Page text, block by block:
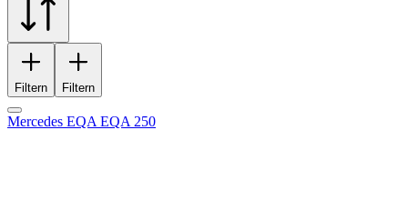
Filtern Filtern
Mercedes EQA EQA 250